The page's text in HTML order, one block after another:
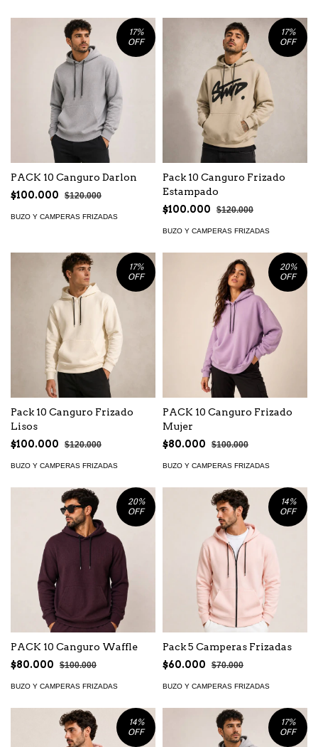
17%
OFF
PACK 10 Canguro Darlon
$100.000
$120.000
BUZO Y CAMPERAS FRIZADAS
17%
OFF
Pack 10 Canguro Frizado
Estampado
$100.000
$120.000
BUZO Y CAMPERAS FRIZADAS
17%
OFF
Pack 10 Canguro Frizado
Lisos
$100.000
$120.000
BUZO Y CAMPERAS FRIZADAS
20%
OFF
PACK 10 Canguro Frizado
Mujer
$80.000
$100.000
BUZO Y CAMPERAS FRIZADAS
20%
OFF
PACK 10 Canguro Waffle
$80.000
$100.000
BUZO Y CAMPERAS FRIZADAS
14%
OFF
Pack 5 Camperas Frizadas
$60.000
$70.000
BUZO Y CAMPERAS FRIZADAS
14%
OFF
17%
OFF